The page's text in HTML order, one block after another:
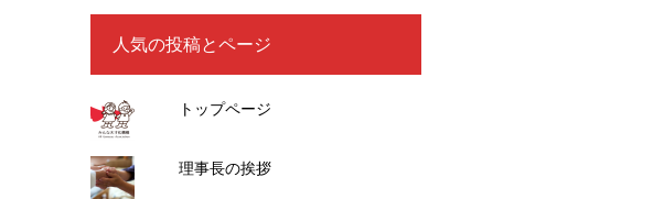
人気の投稿とページ
トップページ
理事長の挨拶